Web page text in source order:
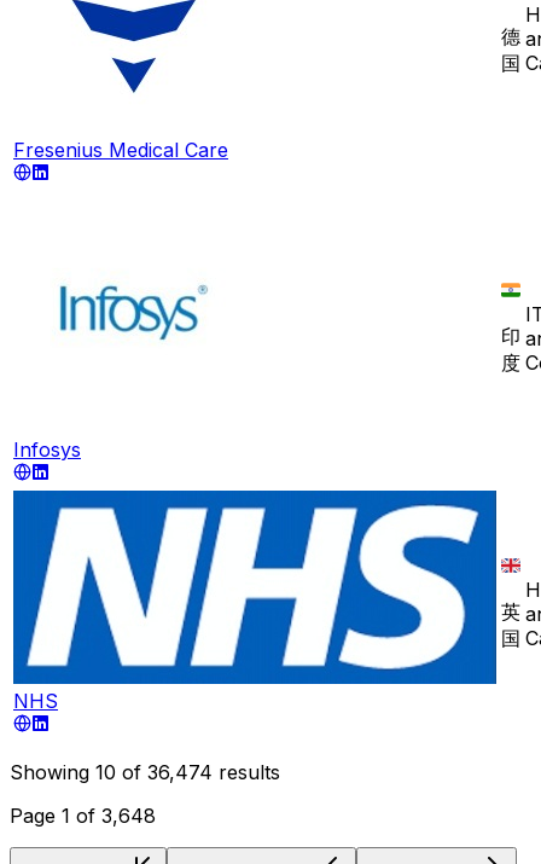
Fresenius Medical Care
德
国
Infosys
印
度
NHS
英
国
Showing 10 of 36,474 results
Page 1 of 3,648